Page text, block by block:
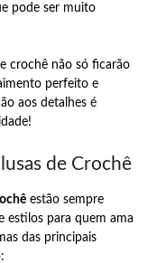
pode ser muito
crochê não só ficarão
perfeito e
aos detalhes é
de Crochê
estão sempre
estilos para quem ama
das principais